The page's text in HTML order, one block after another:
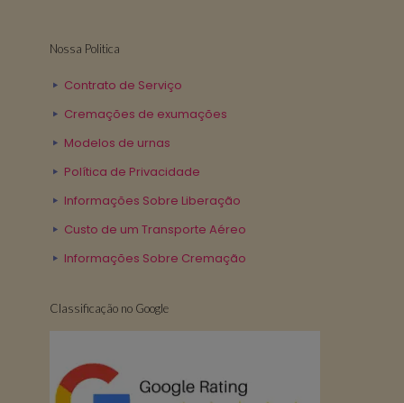
Nossa Politica
Contrato de Serviço
Cremações de exumações
Modelos de urnas
Política de Privacidade
Informações Sobre Liberação
Custo de um Transporte Aéreo
Informações Sobre Cremação
Classificação no Google